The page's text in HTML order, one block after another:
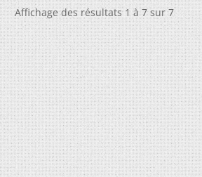
Affichage des résultats 1 à 7 sur 7